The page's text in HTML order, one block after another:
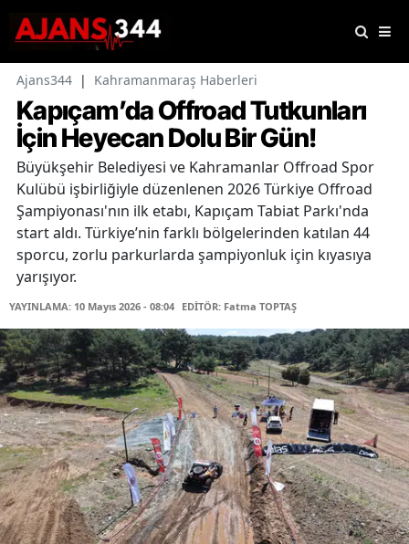
Ajans344 | Kahramanmaraş Haberleri
Kapıçam’da Offroad Tutkunları
İçin Heyecan Dolu Bir Gün!
Büyükşehir Belediyesi ve Kahramanlar Offroad Spor
Kulübü işbirliğiyle düzenlenen 2026 Türkiye Offroad
Şampiyonası'nın ilk etabı, Kapıçam Tabiat Parkı'nda
start aldı. Türkiye’nin farklı bölgelerinden katılan 44
sporcu, zorlu parkurlarda şampiyonluk için kıyasıya
yarışıyor.
YAYINLAMA: 10 Mayıs 2026 - 08:04 EDİTÖR: Fatma TOPTAŞ